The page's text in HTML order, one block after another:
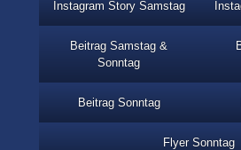
Instagram Story Samstag
Beitrag Samstag &
Sonntag
Beitrag Sonntag
Flyer Sonntag